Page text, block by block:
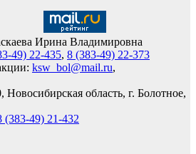
Ирина Владимировна
49) 22-435, 8 (383-49) 22-373
ksw_bol@mail.ru,
область, г. Болотное,
(383-49) 21-432